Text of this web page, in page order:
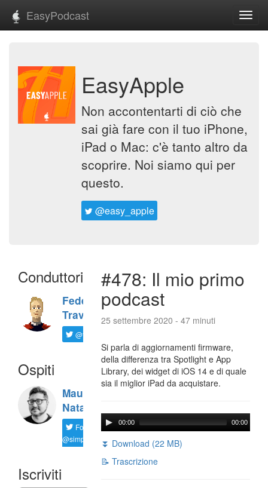
EasyPodcast
EasyApple
Non accontentarti di ciò che
sai già fare con il tuo iPhone,
iPad o Mac: c'è tanto altro da
scoprire. Noi siamo qui per
questo.
@easy_apple
Conduttori
Federico
Travaini
@ftrava
Ospiti
Maurizio
Natali
Follow
@simplemal
Iscriviti
#478: Il mio primo
podcast
25 settembre 2020 - 47 minuti
Si parla di aggiornamenti firmware,
della differenza tra Spotlight e App
Library, dei widget di iOS 14 e di quale
sia il miglior iPad da acquistare.
00:00 00:00
⏬ Download (22 MB)
📝 Trascrizione